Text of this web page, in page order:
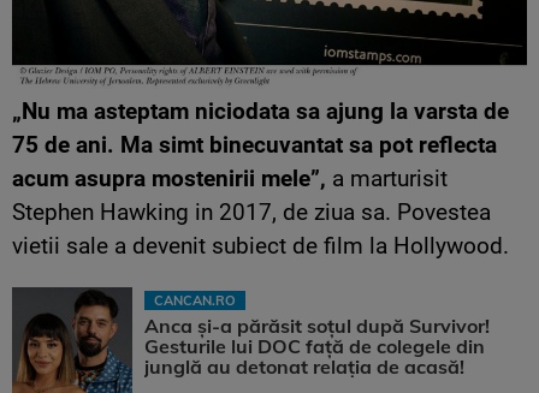
„Nu ma asteptam niciodata sa ajung la varsta de
75 de ani. Ma simt binecuvantat sa pot reflecta
acum asupra mostenirii mele”, a marturisit
Stephen Hawking in 2017, de ziua sa. Povestea
vietii sale a devenit subiect de film la Hollywood.
CANCAN.RO
Anca și-a părăsit soțul după Survivor!
Gesturile lui DOC față de colegele din
junglă au detonat relația de acasă!